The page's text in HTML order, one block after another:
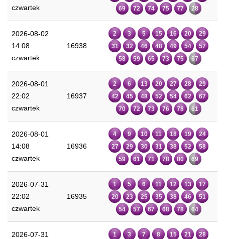
czwartek
69
72 74 75 77 28
2026-08-02
14:08
czwartek
16938
2 3 5 15 16 20
29
31
32 46 48 49 54
57
58
59 65 73 75 67
2026-08-01
22:02
czwartek
16937
2 6 13 20 27 28
29
42
45 48 52 54 62
67
70
72 73 76 78 61
2026-08-01
14:08
czwartek
16936
4 9 10 11 18 19
24
27
29 30 31 38 52
58
59
61 71 78 80 69
2026-07-31
22:02
czwartek
16935
1 5 6 11 12 13
17
20
23 25 35 38 46
51
54
57 67 68 78 64
2026-07-31
1 3 7 8 15 21
28